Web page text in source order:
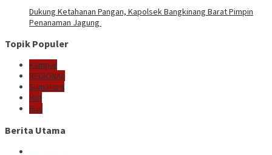
Dukung Ketahanan Pangan, Kapolsek Bangkinang Barat Pimpin
Penanaman Jagung
Topik Populer
Kampar
REGIONAL
Sumatera
Hot
Bus
Berita Utama